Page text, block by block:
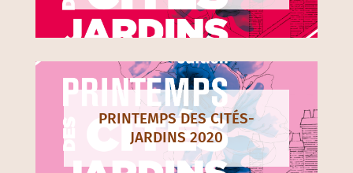
PRINTEMPS DES CITÉS-
JARDINS 2020